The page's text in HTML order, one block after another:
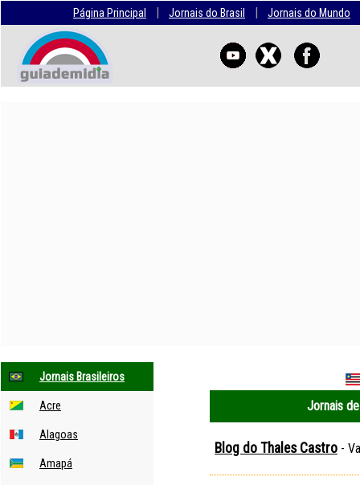
Página Principal | Jornais do Brasil | Jornais do Mundo
Jornais Brasileiros
Acre
Alagoas
Amapá
Jornais
Blog do Thales Castro -